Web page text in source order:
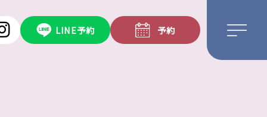
LINE予約 予約